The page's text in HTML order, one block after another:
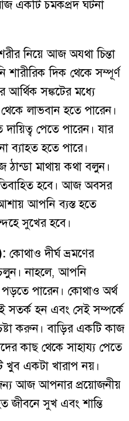
একটি চমকপ্রদ ঘটনা
নিয়ে আজ অযথা চিন্তা
দিক থেকে সম্পূর্ণ
আর্থিক সঙ্কটের মধ্যে
লাভবান হতে পারেন।
পেতে পারেন। যার
ব্যাহত হতে পারে।
ঠান্ডা মাথায় কথা বলুন।
অতিবাহিত হবে। আজ অবসর
আপনি ব্যস্ত হতে
সুখের হবে।
কোথাও দীর্ঘ ভ্রমণের
নাহলে, আপনি
পড়তে পারেন। কোথাও অর্থ
হন এবং সেই সম্পর্কে
করুন। বাড়ির একটি কাজ
কাছ থেকে সাহায্য পেতে
খুব একটা খারাপ নয়।
জন্য আজ আপনার প্রয়োজনীয়
জীবনে সুখ এবং শান্তি